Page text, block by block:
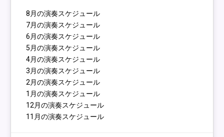
8月の演奏スケジュール
7月の演奏スケジュール
6月の演奏スケジュール
5月の演奏スケジュール
4月の演奏スケジュール
3月の演奏スケジュール
2月の演奏スケジュール
1月の演奏スケジュール
12月の演奏スケジュール
11月の演奏スケジュール